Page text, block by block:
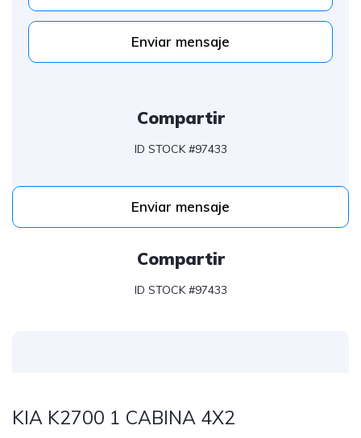
Enviar mensaje
Compartir
ID STOCK #97433
Enviar mensaje
Compartir
ID STOCK #97433
KIA K2700 1 CABINA 4X2